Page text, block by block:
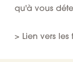
qu'à vous
> Lien vers